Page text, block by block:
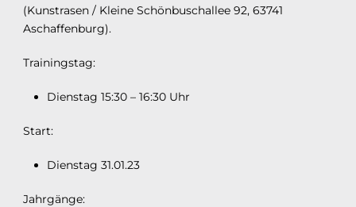
(Kunstrasen / Kleine Schönbuschallee 92, 63741
Aschaffenburg).
Trainingstag:
Dienstag 15:30 – 16:30 Uhr
Start:
Dienstag 31.01.23
Jahrgänge: